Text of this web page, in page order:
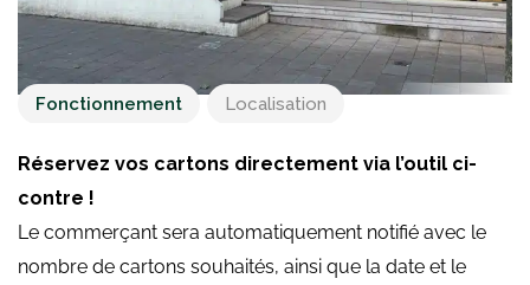
Fonctionnement Localisation
Réservez vos cartons directement via l’outil ci-
contre !
Le commerçant sera automatiquement notifié avec le
nombre de cartons souhaités, ainsi que la date et le